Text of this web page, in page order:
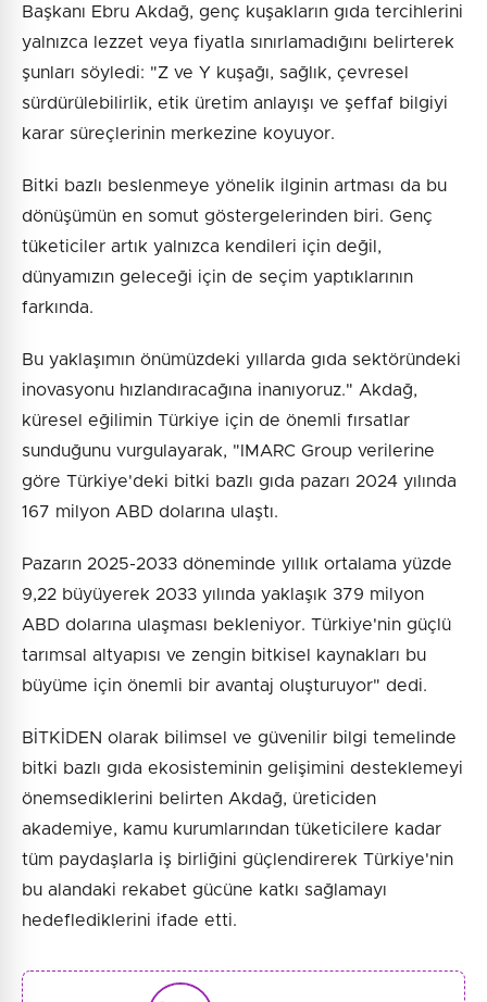
Başkanı Ebru Akdağ, genç kuşakların gıda tercihlerini
yalnızca lezzet veya fiyatla sınırlamadığını belirterek
şunları söyledi: "Z ve Y kuşağı, sağlık, çevresel
sürdürülebilirlik, etik üretim anlayışı ve şeffaf bilgiyi
karar süreçlerinin merkezine koyuyor.
Bitki bazlı beslenmeye yönelik ilginin artması da bu
dönüşümün en somut göstergelerinden biri. Genç
tüketiciler artık yalnızca kendileri için değil,
dünyamızın geleceği için de seçim yaptıklarının
farkında.
Bu yaklaşımın önümüzdeki yıllarda gıda sektöründeki
inovasyonu hızlandıracağına inanıyoruz." Akdağ,
küresel eğilimin Türkiye için de önemli fırsatlar
sunduğunu vurgulayarak, "IMARC Group verilerine
göre Türkiye'deki bitki bazlı gıda pazarı 2024 yılında
167 milyon ABD dolarına ulaştı.
Pazarın 2025-2033 döneminde yıllık ortalama yüzde
9,22 büyüyerek 2033 yılında yaklaşık 379 milyon
ABD dolarına ulaşması bekleniyor. Türkiye'nin güçlü
tarımsal altyapısı ve zengin bitkisel kaynakları bu
büyüme için önemli bir avantaj oluşturuyor" dedi.
BİTKİDEN olarak bilimsel ve güvenilir bilgi temelinde
bitki bazlı gıda ekosisteminin gelişimini desteklemeyi
önemsediklerini belirten Akdağ, üreticiden
akademiye, kamu kurumlarından tüketicilere kadar
tüm paydaşlarla iş birliğini güçlendirerek Türkiye'nin
bu alandaki rekabet gücüne katkı sağlamayı
hedeflediklerini ifade etti.